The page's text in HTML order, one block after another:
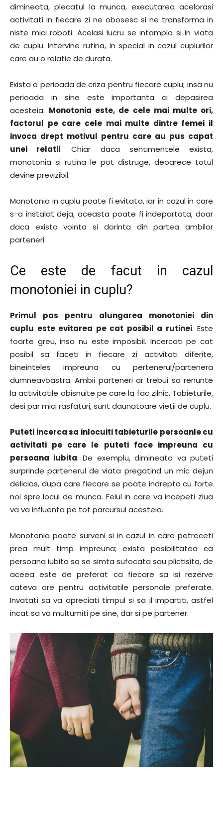
dimineata, plecatul la munca, executarea acelorasi
activitati in fiecare zi ne obosesc si ne transforma in
niste mici roboti. Acelasi lucru se intampla si in viata
de cuplu. Intervine rutina, in special in cazul cuplurilor
care au o relatie de durata.
Exista o perioada de criza pentru fiecare cuplu; insa nu
perioada in sine este importanta ci depasirea
acesteia. Monotonia este, de cele mai multe ori,
factorul pe care cele mai multe dintre femei il
invoca drept motivul pentru care au pus capat
unei relatii. Chiar daca sentimentele exista,
monotonia si rutina le pot distruge, deoarece totul
devine previzibil.
Monotonia in cuplu poate fi evitata, iar in cazul in care
s-a instalat deja, aceasta poate fi indepartata, doar
daca exista vointa si dorinta din partea ambilor
parteneri.
Ce este de facut in cazul
monotoniei in cuplu?
Primul pas pentru alungarea monotoniei din
cuplu este evitarea pe cat posibil a rutinei. Este
foarte greu, insa nu este imposibil. Incercati pe cat
posibil sa faceti in fiecare zi activitati diferite,
bineinteles impreuna cu pertenerul/partenera
dumneavoastra. Ambii parteneri ar trebui sa renunte
la activitatile obisnuite pe care la fac zilnic. Tabieturile,
desi par mici rasfaturi, sunt daunatoare vietii de cuplu.
Puteti incerca sa inlocuiti tabieturile persoanle cu
activitati pe care le puteti face impreuna cu
persoana iubita. De exemplu, dimineata va puteti
surprinde partenerul de viata pregatind un mic dejun
delicios, dupa care fiecare se poate indrepta cu forte
noi spre locul de munca. Felul in care va incepeti ziua
va va influenta pe tot parcursul acesteia.
Monotonia poate surveni si in cazul in care petreceti
prea mult timp impreuna; exista posibilitatea ca
persoana iubita sa se simta sufocata sau plictisita, de
aceea este de preferat ca fiecare sa isi rezerve
cateva ore pentru activitatile personale preferate.
Invatati sa va apreciati timpul si sa il impartiti, astfel
incat sa va multumiti pe sine, dar si pe partener.